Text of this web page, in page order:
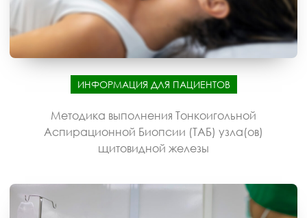
ИНФОРМАЦИЯ ДЛЯ ПАЦИЕНТОВ
Методика выполнения Тонкоигольной
Аспирационной Биопсии (ТАБ) узла(ов)
щитовидной железы